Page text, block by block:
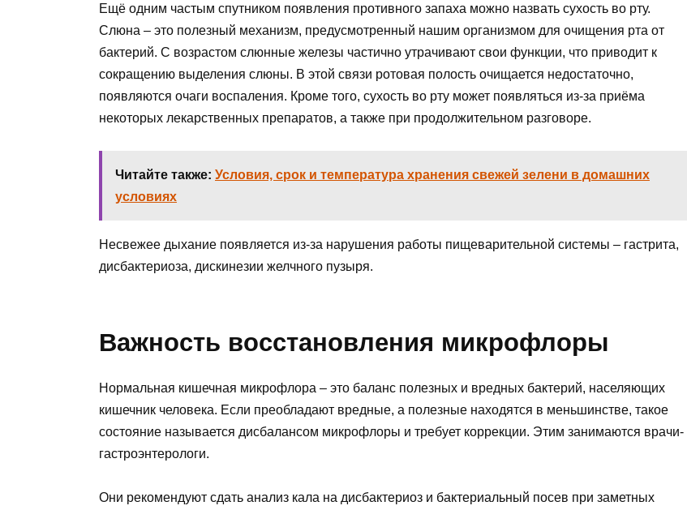
Ещё одним частым спутником появления противного запаха можно назвать сухость во рту.
Слюна – это полезный механизм, предусмотренный нашим организмом для очищения рта от
бактерий. С возрастом слюнные железы частично утрачивают свои функции, что приводит к
сокращению выделения слюны. В этой связи ротовая полость очищается недостаточно,
появляются очаги воспаления. Кроме того, сухость во рту может появляться из-за приёма
некоторых лекарственных препаратов, а также при продолжительном разговоре.
Читайте также: Условия, срок и температура хранения свежей зелени в домашних
условиях
Несвежее дыхание появляется из-за нарушения работы пищеварительной системы – гастрита,
дисбактериоза, дискинезии желчного пузыря.
Важность восстановления микрофлоры
Нормальная кишечная микрофлора – это баланс полезных и вредных бактерий, населяющих
кишечник человека. Если преобладают вредные, а полезные находятся в меньшинстве, такое
состояние называется дисбалансом микрофлоры и требует коррекции. Этим занимаются врачи-
гастроэнтерологи.
Они рекомендуют сдать анализ кала на дисбактериоз и бактериальный посев при заметных